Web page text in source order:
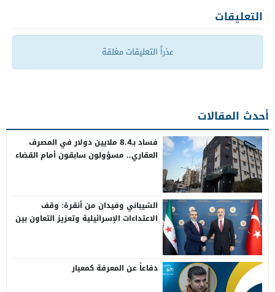
التعليقات
عذراً التعليقات مغلقة
أحدث المقالات
فساد بـ8.4 ملايين دولار في المصرف
العقاري.. مسؤولون سابقون أمام القضاء
الشيباني وفيدان من أنقرة: وقف
الاعتداءات الإسرائيلية وتعزيز التعاون بين
دفاعاً عن المعرفة كمعيار